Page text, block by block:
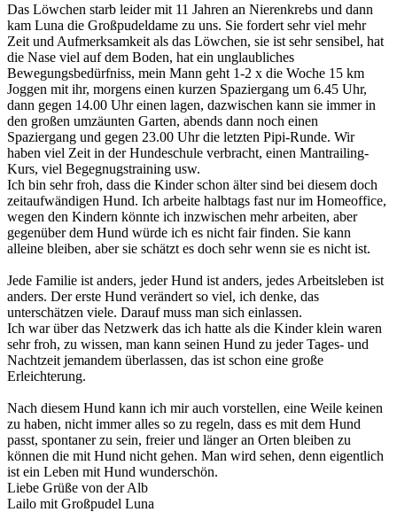
Das Löwchen starb leider mit 11 Jahren an Nierenkrebs und dann
kam Luna die Großpudeldame zu uns. Sie fordert sehr viel mehr
Zeit und Aufmerksamkeit als das Löwchen, sie ist sehr sensibel, hat
die Nase viel auf dem Boden, hat ein unglaubliches
Bewegungsbedürfniss, mein Mann geht 1-2 x die Woche 15 km
Joggen mit ihr, morgens einen kurzen Spaziergang um 6.45 Uhr,
dann gegen 14.00 Uhr einen lagen, dazwischen kann sie immer in
den großen umzäunten Garten, abends dann noch einen
Spaziergang und gegen 23.00 Uhr die letzten Pipi-Runde. Wir
haben viel Zeit in der Hundeschule verbracht, einen Mantrailing-
Kurs, viel Begegnugstraining usw.
Ich bin sehr froh, dass die Kinder schon älter sind bei diesem doch
zeitaufwändigen Hund. Ich arbeite halbtags fast nur im Homeoffice,
wegen den Kindern könnte ich inzwischen mehr arbeiten, aber
gegenüber dem Hund würde ich es nicht fair finden. Sie kann
alleine bleiben, aber sie schätzt es doch sehr wenn sie es nicht ist.
Jede Familie ist anders, jeder Hund ist anders, jedes Arbeitsleben ist
anders. Der erste Hund verändert so viel, ich denke, das
unterschätzen viele. Darauf muss man sich einlassen.
Ich war über das Netzwerk das ich hatte als die Kinder klein waren
sehr froh, zu wissen, man kann seinen Hund zu jeder Tages- und
Nachtzeit jemandem überlassen, das ist schon eine große
Erleichterung.
Nach diesem Hund kann ich mir auch vorstellen, eine Weile keinen
zu haben, nicht immer alles so zu regeln, dass es mit dem Hund
passt, spontaner zu sein, freier und länger an Orten bleiben zu
können die mit Hund nicht gehen. Man wird sehen, denn eigentlich
ist ein Leben mit Hund wunderschön.
Liebe Grüße von der Alb
Lailo mit Großpudel Luna